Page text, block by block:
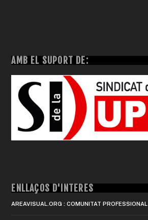
AMB EL SUPORT DE:
ENLLAÇOS D'INTERÈS
AREAVISUAL.ORG : COMUNITAT PROFESSIONAL